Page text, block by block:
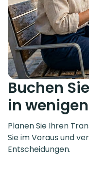
Buchen
in
Planen Sie Ihren
Sie im Voraus und
Entscheidungen.